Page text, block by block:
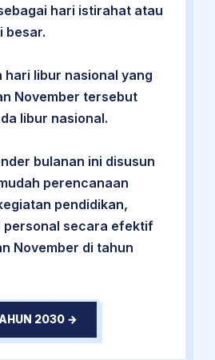
hari istirahat atau
besar.
hari libur nasional yang
November tersebut
libur nasional.
bulanan ini disusun
perencanaan
pendidikan,
personal secara efektif
November di tahun
2030 →